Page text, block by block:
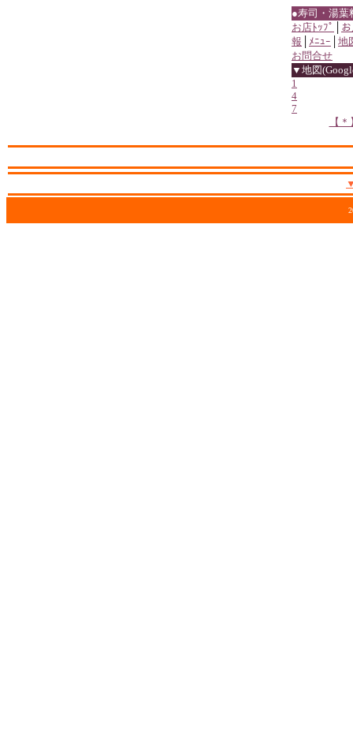
●寿司・湯
お店ﾄｯﾌﾟ
報
ﾒﾆｭｰ
地
お問合せ
▼地図
1
4
7
【